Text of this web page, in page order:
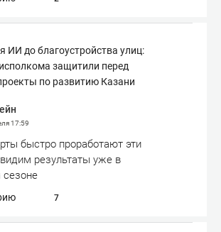
ИИ до благоустройства улиц:
защитили перед
по развитию Казани
17:59
быстро проработают эти
результаты уже в
7